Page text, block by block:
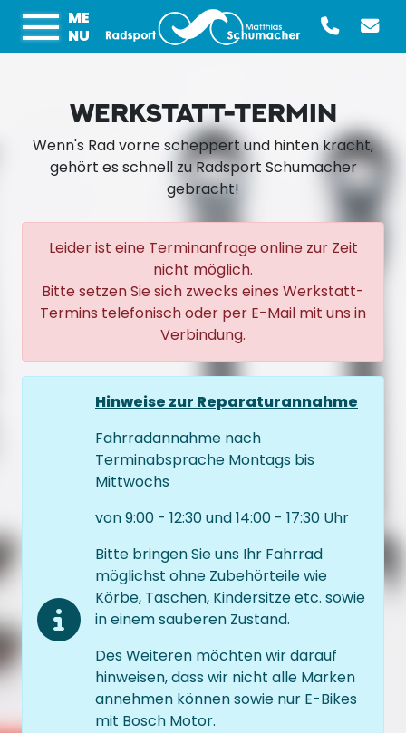
ME
NU
WERKSTATT-TERMIN
Wenn's Rad vorne scheppert und hinten kracht,
gehört es schnell zu Radsport Schumacher
gebracht!
Leider ist eine Terminanfrage online zur Zeit
nicht möglich.
Bitte setzen Sie sich zwecks eines Werkstatt-
Termins telefonisch oder per E-Mail mit uns in
Verbindung.
Hinweise zur Reparaturannahme
Fahrradannahme nach
Terminabsprache Montags bis
Mittwochs
von 9:00 - 12:30 und 14:00 - 17:30 Uhr
Bitte bringen Sie uns Ihr Fahrrad
möglichst ohne Zubehörteile wie
Körbe, Taschen, Kindersitze etc. sowie
in einem sauberen Zustand.
Des Weiteren möchten wir darauf
hinweisen, dass wir nicht alle Marken
annehmen können sowie nur E-Bikes
mit Bosch Motor.